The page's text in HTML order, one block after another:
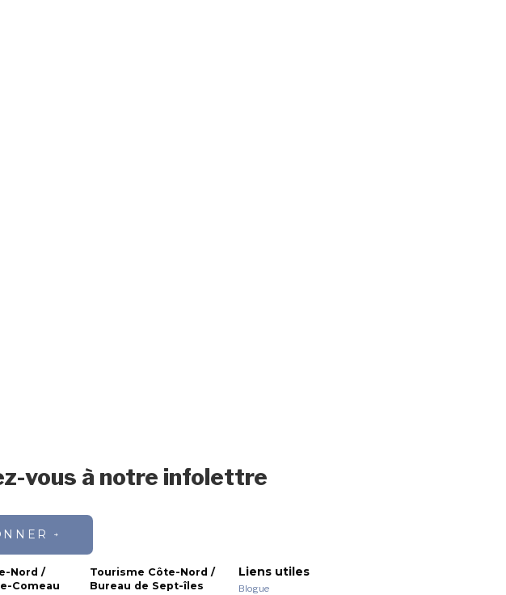
vous à notre infolettre
Nord /
Comeau
Tourisme Côte-Nord /
Bureau de Sept-îles
Liens utiles
Blogue